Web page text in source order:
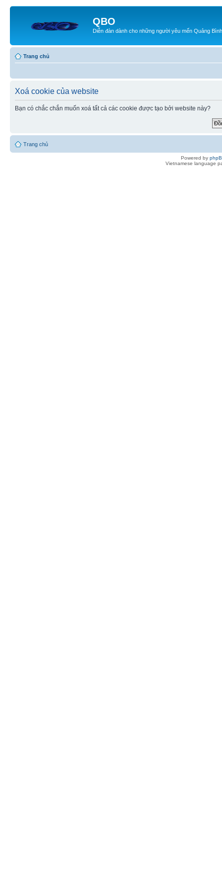
QBO
Diễn đàn dành cho những người yêu mến Quảng Bình
Trang chủ
Xoá cookie của website
Bạn có chắc chắn muốn xoá tất cả các cookie được tạo bởi website này?
Trang chủ
Powered by
Vietnamese language